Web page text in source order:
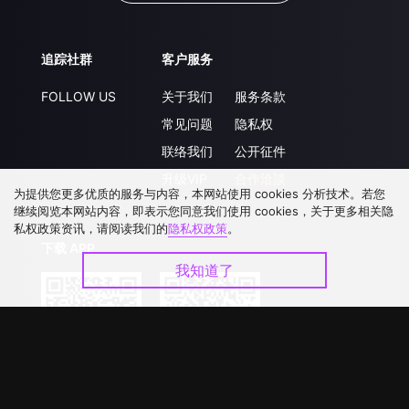
追踪社群
FOLLOW US
客户服务
关于我们
常见问题
联络我们
服务条款
隐私权
公开征件
为提供您更多优质的服务与内容，本网站使用 cookies 分析技术。若您
继续阅览本网站内容，即表示您同意我们使用 cookies，关于更多相关隐
私权政策资讯，请阅读我们的隐私权政策。
我知道了